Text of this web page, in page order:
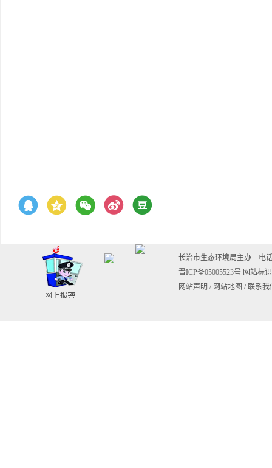
长治市生态环境局主办 电话
晋ICP备05005523号 网站标
网站声明 / 网站地图 / 联系我